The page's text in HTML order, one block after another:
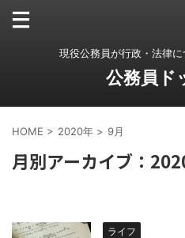
現役公務員が行政・法律
公務員ド
HOME > 2020年 > 9月
月別アーカイブ：
ライフ